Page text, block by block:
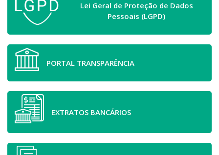
Lei Geral de Proteção de Dados
Pessoais (LGPD)
PORTAL TRANSPARÊNCIA
EXTRATOS BANCÁRIOS